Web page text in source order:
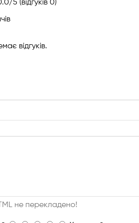
5 (відгуків 0)
відгуків.
не перекладено!